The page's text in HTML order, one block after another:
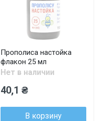
Прополиса настойка
флакон 25 мл
Нет в наличии
40,1 ₴
В корзину